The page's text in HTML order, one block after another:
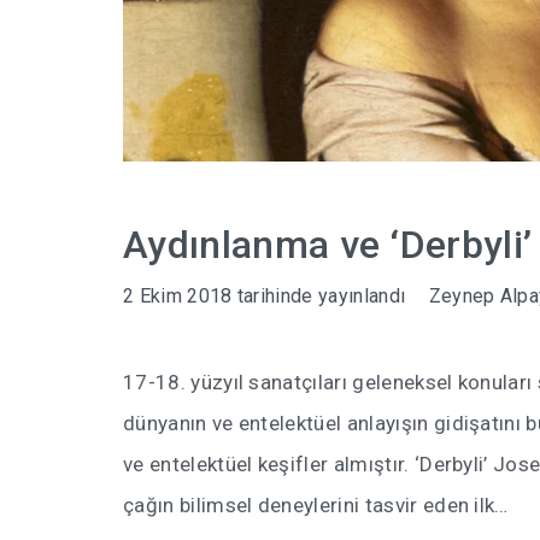
Aydınlanma ve
2 Ekim 2018 tarihinde yayınlandı Zeynep
17-18. yüzyıl sanatçıları geleneksel
dünyanın ve entelektüel anlayışın
ve entelektüel keşifler almıştır. ‘Derbyli’
çağın bilimsel deneylerini tasvir eden ilk…